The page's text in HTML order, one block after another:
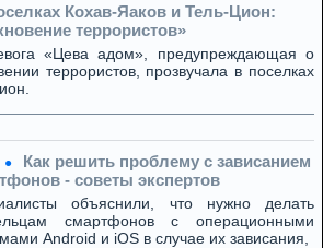
Кохав-Яаков и Тель-Цион:
террористов»
«Цева адом», предупреждающая о
террористов, прозвучала в поселках
Как решить проблему с зависанием
- советы экспертов
объяснили, что нужно делать
смартфонов с операционными
Android и iOS в случае их зависания,